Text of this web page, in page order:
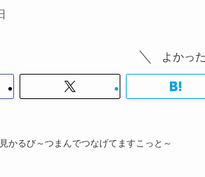
よかっ
かるび～つまんでつなげてますこっと～